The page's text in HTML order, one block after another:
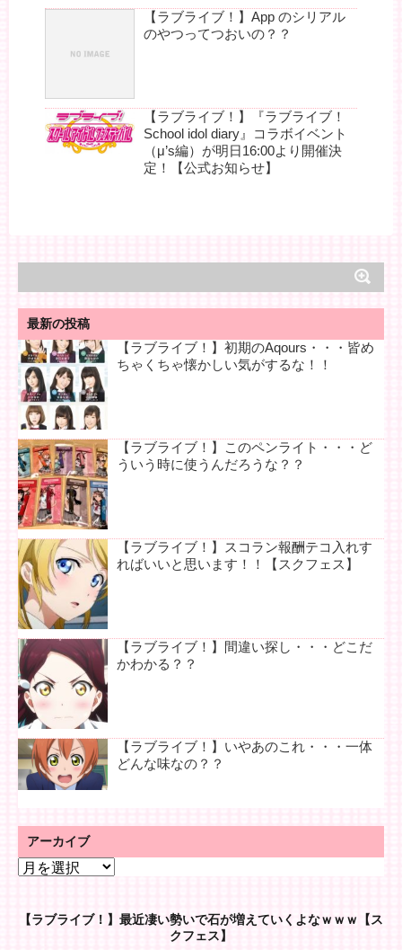
【ラブライブ！】App のシリアル
のやつってつおいの？？
【ラブライブ！】『ラブライブ！
School idol diary』コラボイベント
（μ’s編）が明日16:00より開催決
定！【公式お知らせ】
最新の投稿
【ラブライブ！】初期のAqours・・・皆め
ちゃくちゃ懐かしい気がするな！！
【ラブライブ！】このペンライト・・・ど
ういう時に使うんだろうな？？
【ラブライブ！】スコラン報酬テコ入れす
ればいいと思います！！【スクフェス】
【ラブライブ！】間違い探し・・・どこだ
かわかる？？
【ラブライブ！】いやあのこれ・・・一体
どんな味なの？？
アーカイブ
ア
イ【ラブライブ！】最近凄い勢いで石が増えていくよなｗｗｗ【ス
クフェス】